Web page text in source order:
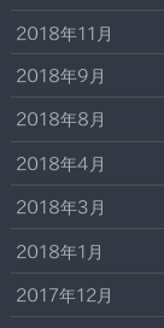
2018年11月
2018年9月
2018年8月
2018年4月
2018年3月
2018年1月
2017年12月